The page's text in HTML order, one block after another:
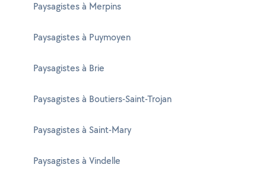
Paysagistes à Merpins
Paysagistes à Puymoyen
Paysagistes à Brie
Paysagistes à Boutiers-Saint-Trojan
Paysagistes à Saint-Mary
Paysagistes à Vindelle